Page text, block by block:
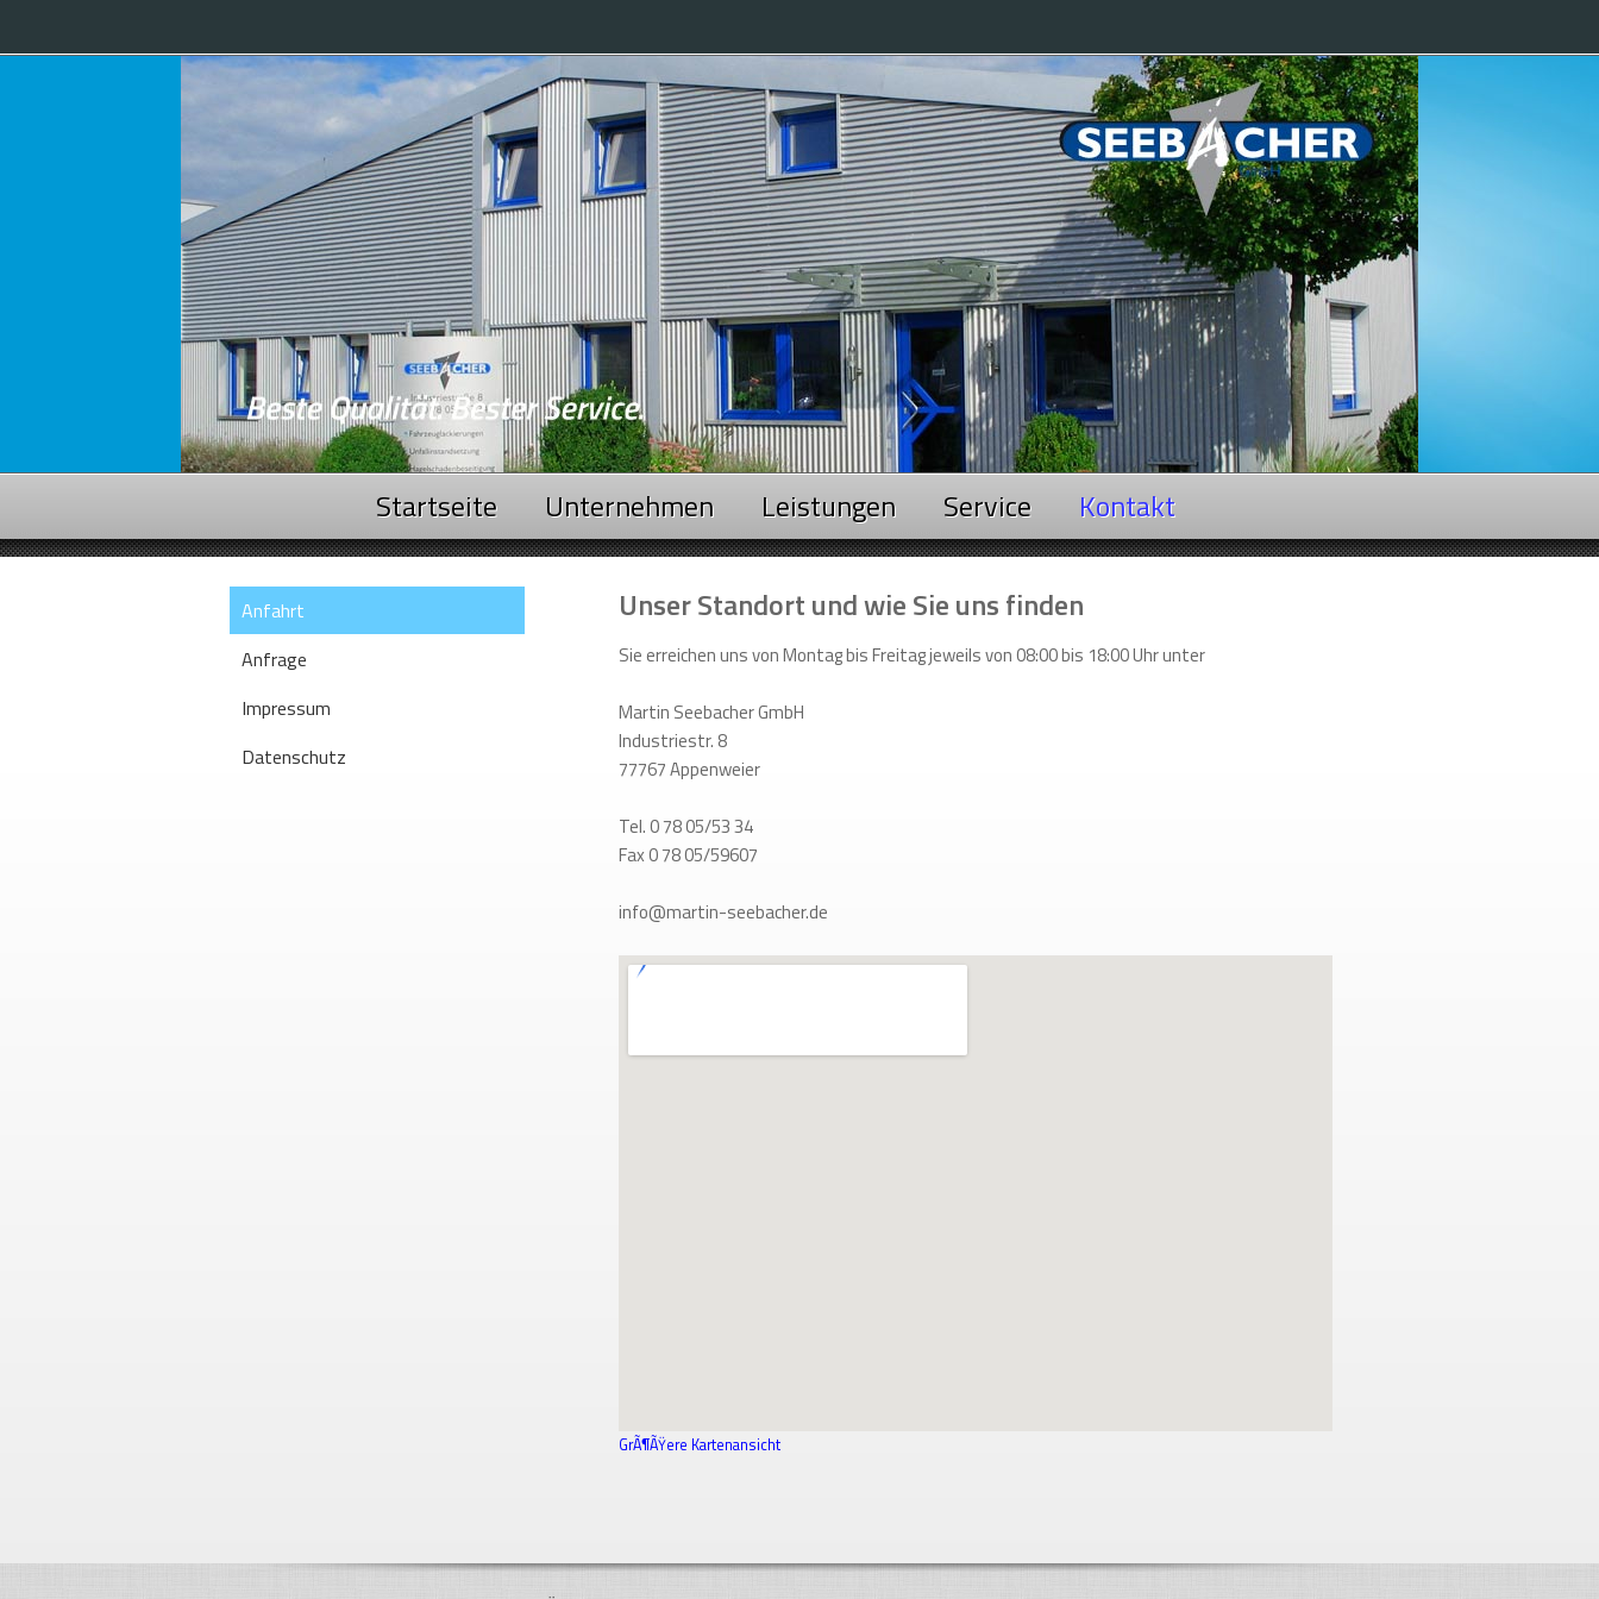
Startseite Unternehmen Leistungen Service Kontakt
Anfahrt
Anfrage
Impressum
Datenschutz
Unser Standort und wie Sie uns finden
Sie erreichen uns von Montag bis Freitag jeweils von 08:00 bis 18:00 Uhr unter
Martin Seebacher GmbH
Industriestr. 8
77767 Appenweier
Tel. 0 78 05/53 34
Fax 0 78 05/59607
info@martin-seebacher.de
GrÃ¶ÃŸere Kartenansicht